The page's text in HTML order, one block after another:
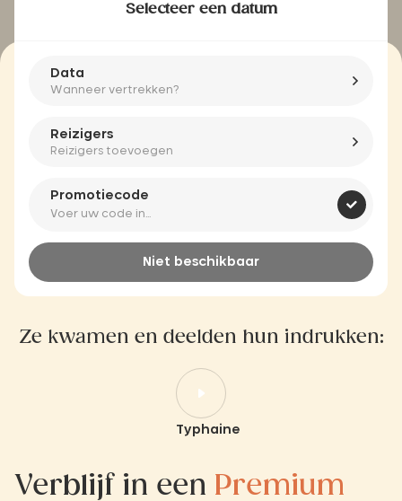
Selecteer een datum
Data
Wanneer vertrekken?
Reizigers
Reizigers toevoegen
Promotiecode
Niet beschikbaar
Ze kwamen en deelden hun indrukken:
Typhaine
Verblijf in een Premium